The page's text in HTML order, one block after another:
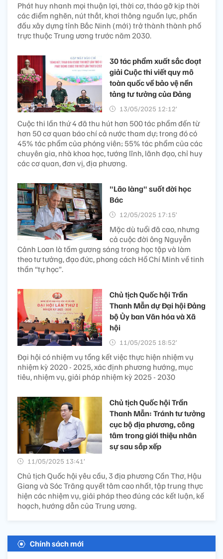
Phát huy nhanh mọi thuận lợi, thời cơ, tháo gỡ kịp thời
các điểm nghẽn, nút thắt, khơi thông nguồn lực, phấn
đấu xây dựng tỉnh Bắc Ninh (mới) trở thành thành phố
trực thuộc Trung ương trước năm 2030.
30 tác phẩm xuất sắc đoạt
giải Cuộc thi viết quy mô
toàn quốc về bảo vệ nền
tảng tư tưởng của Đảng
13/05/2025 12:12’
Cuộc thi lần thứ 4 đã thu hút hơn 500 tác phẩm đến từ
hơn 50 cơ quan báo chí cả nước tham dự; trong đó có
45% tác phẩm của phóng viên; 55% tác phẩm của các
chuyên gia, nhà khoa học, tướng lĩnh, lãnh đạo, chỉ huy
các cơ quan, đơn vị, địa phương.
"Lão làng" suốt đời học
Bác
12/05/2025 17:15’
Mặc dù tuổi đã cao, nhưng
cả cuộc đời ông Nguyễn
Cảnh Loan là tấm gương sáng trong học tập và làm
theo tư tưởng, đạo đức, phong cách Hồ Chí Minh về tinh
thần “tự học”.
Chủ tịch Quốc hội Trần
Thanh Mẫn dự Đại hội Đảng
bộ Ủy ban Văn hóa và Xã
hội
11/05/2025 18:52’
Đại hội có nhiệm vụ tổng kết việc thực hiện nhiệm vụ
nhiệm kỳ 2020 - 2025, xác định phương hướng, mục
tiêu, nhiệm vụ, giải pháp nhiệm kỳ 2025 - 2030
Chủ tịch Quốc hội Trần
Thanh Mẫn: Tránh tư tưởng
cục bộ địa phương, công
tâm trong giới thiệu nhân
sự sau sắp xếp
11/05/2025 13:41’
Chủ tịch Quốc hội yêu cầu, 3 địa phương Cần Thơ, Hậu
Giang và Sóc Trăng quyết tâm cao nhất, tập trung thực
hiện các nhiệm vụ, giải pháp theo đúng các kết luận, kế
hoạch, hướng dẫn của Trung ương.
Chính sách mới